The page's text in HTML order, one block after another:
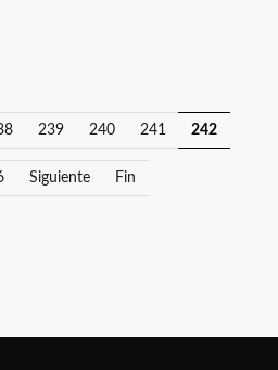
239 240 241 242
Siguiente Fin